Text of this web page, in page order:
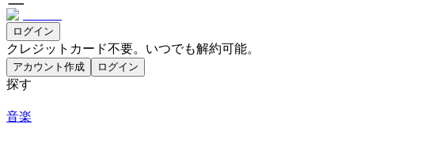
ログイン
クレジットカード不要。いつでも解約可能。
アカウント作成 ログイン
探す
音楽